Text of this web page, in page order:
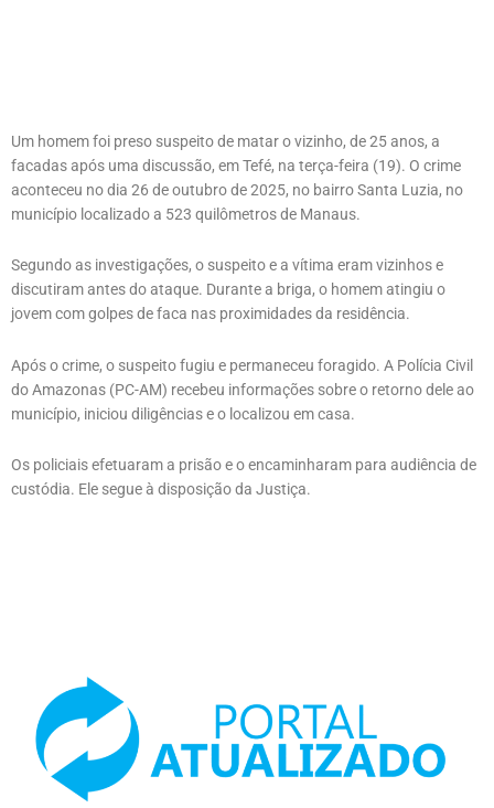
Um homem foi preso suspeito de matar o vizinho, de 25 anos, a
facadas após uma discussão, em Tefé, na terça-feira (19). O crime
aconteceu no dia 26 de outubro de 2025, no bairro Santa Luzia, no
município localizado a 523 quilômetros de Manaus.
Segundo as investigações, o suspeito e a vítima eram vizinhos e
discutiram antes do ataque. Durante a briga, o homem atingiu o
jovem com golpes de faca nas proximidades da residência.
Após o crime, o suspeito fugiu e permaneceu foragido. A Polícia Civil
do Amazonas (PC-AM) recebeu informações sobre o retorno dele ao
município, iniciou diligências e o localizou em casa.
Os policiais efetuaram a prisão e o encaminharam para audiência de
custódia. Ele segue à disposição da Justiça.